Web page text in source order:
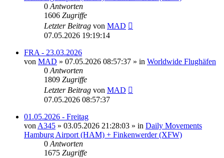
0 Antworten
1606 Zugriffe
Letzter Beitrag von MAD
07.05.2026 19:19:14
FRA - 23.03.2026
von MAD » 07.05.2026 08:57:37 » in Worldwide Flughäfen
0 Antworten
1809 Zugriffe
Letzter Beitrag von MAD
07.05.2026 08:57:37
01.05.2026 - Freitag
von A345 » 03.05.2026 21:28:03 » in Daily Movements
Hamburg Airport (HAM) + Finkenwerder (XFW)
0 Antworten
1675 Zugriffe